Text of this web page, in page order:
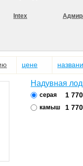
Intex
цене
Надувная
серая 1
камыш 1